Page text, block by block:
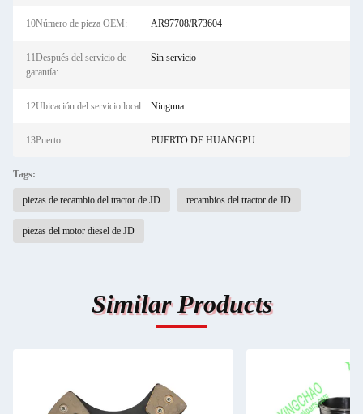
10Número de pieza OEM: AR97708/R73604
11Después del servicio de
garantía:
Sin servicio
12Ubicación del servicio local: Ninguna
13Puerto: PUERTO DE HUANGPU
Tags:
piezas de recambio del tractor de JD recambios del tractor de JD
piezas del motor diesel de JD
Similar Products